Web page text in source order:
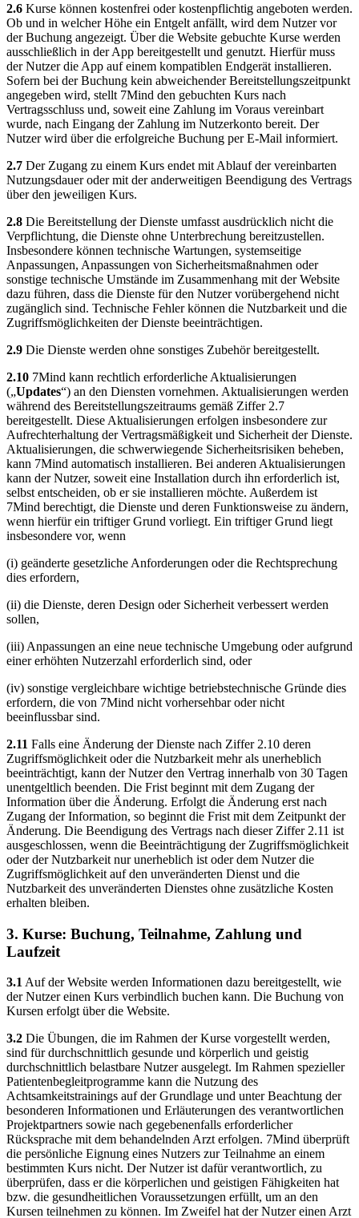
2.6 Kurse können kostenfrei oder kostenpflichtig angeboten werden.
Ob und in welcher Höhe ein Entgelt anfällt, wird dem Nutzer vor
der Buchung angezeigt. Über die Website gebuchte Kurse werden
ausschließlich in der App bereitgestellt und genutzt. Hierfür muss
der Nutzer die App auf einem kompatiblen Endgerät installieren.
Sofern bei der Buchung kein abweichender Bereitstellungszeitpunkt
angegeben wird, stellt 7Mind den gebuchten Kurs nach
Vertragsschluss und, soweit eine Zahlung im Voraus vereinbart
wurde, nach Eingang der Zahlung im Nutzerkonto bereit. Der
Nutzer wird über die erfolgreiche Buchung per E-Mail informiert.
2.7 Der Zugang zu einem Kurs endet mit Ablauf der vereinbarten
Nutzungsdauer oder mit der anderweitigen Beendigung des Vertrags
über den jeweiligen Kurs.
2.8 Die Bereitstellung der Dienste umfasst ausdrücklich nicht die
Verpflichtung, die Dienste ohne Unterbrechung bereitzustellen.
Insbesondere können technische Wartungen, systemseitige
Anpassungen, Anpassungen von Sicherheitsmaßnahmen oder
sonstige technische Umstände im Zusammenhang mit der Website
dazu führen, dass die Dienste für den Nutzer vorübergehend nicht
zugänglich sind. Technische Fehler können die Nutzbarkeit und die
Zugriffsmöglichkeiten der Dienste beeinträchtigen.
2.9 Die Dienste werden ohne sonstiges Zubehör bereitgestellt.
2.10 7Mind kann rechtlich erforderliche Aktualisierungen
(„Updates“) an den Diensten vornehmen. Aktualisierungen werden
während des Bereitstellungszeitraums gemäß Ziffer 2.7
bereitgestellt. Diese Aktualisierungen erfolgen insbesondere zur
Aufrechterhaltung der Vertragsmäßigkeit und Sicherheit der Dienste.
Aktualisierungen, die schwerwiegende Sicherheitsrisiken beheben,
kann 7Mind automatisch installieren. Bei anderen Aktualisierungen
kann der Nutzer, soweit eine Installation durch ihn erforderlich ist,
selbst entscheiden, ob er sie installieren möchte. Außerdem ist
7Mind berechtigt, die Dienste und deren Funktionsweise zu ändern,
wenn hierfür ein triftiger Grund vorliegt. Ein triftiger Grund liegt
insbesondere vor, wenn
(i) geänderte gesetzliche Anforderungen oder die Rechtsprechung
dies erfordern,
(ii) die Dienste, deren Design oder Sicherheit verbessert werden
sollen,
(iii) Anpassungen an eine neue technische Umgebung oder aufgrund
einer erhöhten Nutzerzahl erforderlich sind, oder
(iv) sonstige vergleichbare wichtige betriebstechnische Gründe dies
erfordern, die von 7Mind nicht vorhersehbar oder nicht
beeinflussbar sind.
2.11 Falls eine Änderung der Dienste nach Ziffer 2.10 deren
Zugriffsmöglichkeit oder die Nutzbarkeit mehr als unerheblich
beeinträchtigt, kann der Nutzer den Vertrag innerhalb von 30 Tagen
unentgeltlich beenden. Die Frist beginnt mit dem Zugang der
Information über die Änderung. Erfolgt die Änderung erst nach
Zugang der Information, so beginnt die Frist mit dem Zeitpunkt der
Änderung. Die Beendigung des Vertrags nach dieser Ziffer 2.11 ist
ausgeschlossen, wenn die Beeinträchtigung der Zugriffsmöglichkeit
oder der Nutzbarkeit nur unerheblich ist oder dem Nutzer die
Zugriffsmöglichkeit auf den unveränderten Dienst und die
Nutzbarkeit des unveränderten Dienstes ohne zusätzliche Kosten
erhalten bleiben.
3. Kurse: Buchung, Teilnahme, Zahlung und
Laufzeit
3.1 Auf der Website werden Informationen dazu bereitgestellt, wie
der Nutzer einen Kurs verbindlich buchen kann. Die Buchung von
Kursen erfolgt über die Website.
3.2 Die Übungen, die im Rahmen der Kurse vorgestellt werden,
sind für durchschnittlich gesunde und körperlich und geistig
durchschnittlich belastbare Nutzer ausgelegt. Im Rahmen spezieller
Patientenbegleitprogramme kann die Nutzung des
Achtsamkeitstrainings auf der Grundlage und unter Beachtung der
besonderen Informationen und Erläuterungen des verantwortlichen
Projektpartners sowie nach gegebenenfalls erforderlicher
Rücksprache mit dem behandelnden Arzt erfolgen. 7Mind überprüft
die persönliche Eignung eines Nutzers zur Teilnahme an einem
bestimmten Kurs nicht. Der Nutzer ist dafür verantwortlich, zu
überprüfen, dass er die körperlichen und geistigen Fähigkeiten hat
bzw. die gesundheitlichen Voraussetzungen erfüllt, um an den
Kursen teilnehmen zu können. Im Zweifel hat der Nutzer einen Arzt